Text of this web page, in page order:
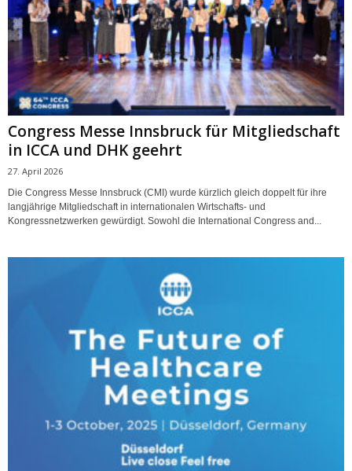
Congress Messe Innsbruck für Mitgliedschaft
in ICCA und DHK geehrt
27. April 2026
Die Congress Messe Innsbruck (CMI) wurde kürzlich gleich doppelt für ihre
langjährige Mitgliedschaft in internationalen Wirtschafts- und
Kongressnetzwerken gewürdigt. Sowohl die International Congress and...